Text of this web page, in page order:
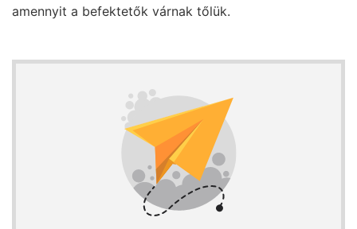
amennyit a befektetők várnak tőlük.